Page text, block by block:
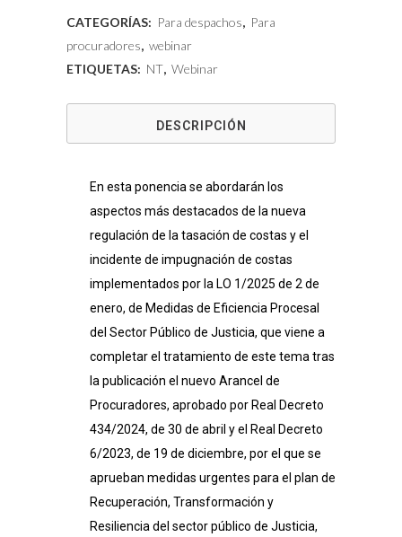
los
procuradores:
costas
cantidad
CATEGORÍAS: Para despachos, Para
procuradores, webinar
ETIQUETAS: NT, Webinar
DESCRIPCIÓN
En esta ponencia se abordarán los
aspectos más destacados de la nueva
regulación de la tasación de costas y el
incidente de impugnación de costas
implementados por la LO 1/2025 de 2 de
enero, de Medidas de Eficiencia Procesal
del Sector Público de Justicia, que viene a
completar el tratamiento de este tema tras
la publicación el nuevo Arancel de
Procuradores, aprobado por Real Decreto
434/2024, de 30 de abril y el Real Decreto
6/2023, de 19 de diciembre, por el que se
aprueban medidas urgentes para el plan de
Recuperación, Transformación y
Resiliencia del sector público de Justicia,